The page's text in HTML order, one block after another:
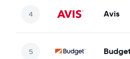
Avis